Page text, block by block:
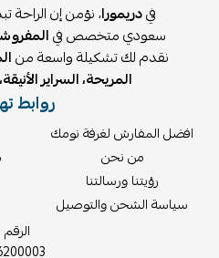
فيدريمورا، نؤمن إن الراحة
سعودي متخصص في
نقدم لك تشكيلة واسعة من
المريحة، السراير
روابط
افضل المفارش لغرفة نومك
من نحن
رؤيتنا ورسالتنا
سياسة الشحن والتوصيل